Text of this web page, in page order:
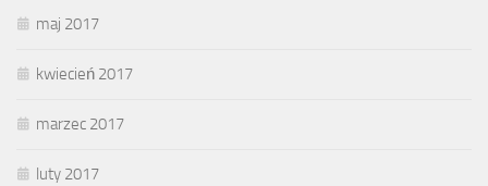
maj 2017
kwiecień 2017
marzec 2017
luty 2017